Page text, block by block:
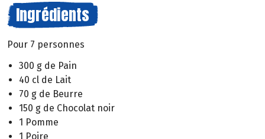
Ingrédients
Pour 7 personnes
300 g de Pain
40 cl de Lait
70 g de Beurre
150 g de Chocolat noir
1 Pomme
1 Poire